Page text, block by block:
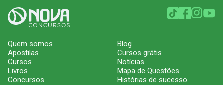
Quem somos
Apostilas
Cursos
Livros
Concursos
Blog
Cursos grátis
Notícias
Mapa de Questões
Histórias de sucesso